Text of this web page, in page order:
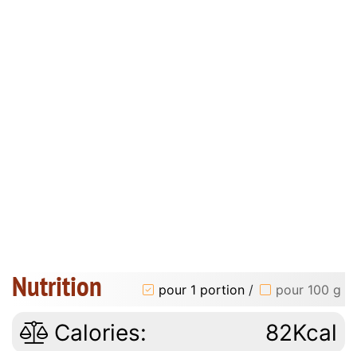
Nutrition pour 1 portion / pour 100 g
Calories: 82Kcal